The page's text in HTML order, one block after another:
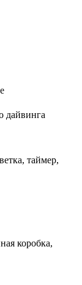
дайвинга
таймер,
коробка,